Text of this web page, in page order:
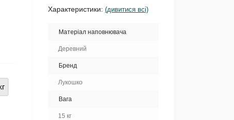
Характеристики: (дивитися всі)
Матеріал наповнювача
Деревний
Бренд
Лукошко
Вага
15 кг